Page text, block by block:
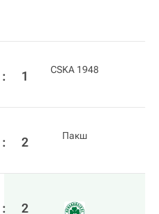
: 1 CSKA 1948
: 2 Пакш
: 2